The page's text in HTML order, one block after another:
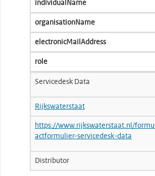
individualName
organisationName
electronicMailAddress
role
Servicedesk Data
Rijkswaterstaat
https://www.rijkswaterstaat.nl/
actformulier-servicedesk-data
Distributor